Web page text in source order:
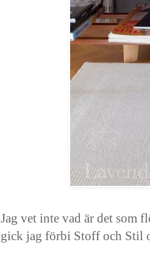
Jag vet inte vad är det som
gick jag förbi Stoff och Stil